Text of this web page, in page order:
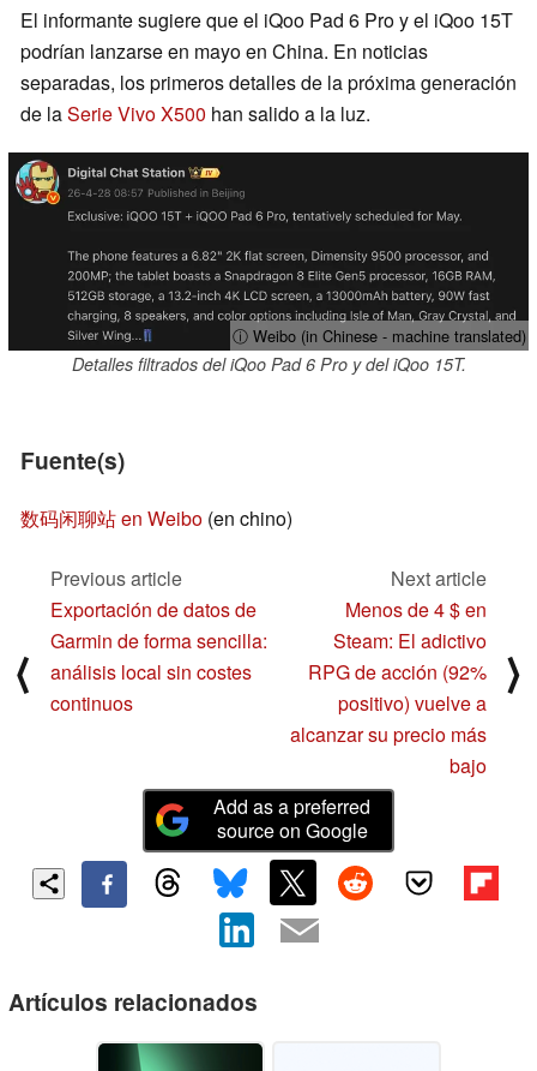
El informante sugiere que el iQoo Pad 6 Pro y el iQoo 15T
podrían lanzarse en mayo en China. En noticias
separadas, los primeros detalles de la próxima generación
de laSerie Vivo X500 han salido a la luz.
ⓘ Weibo (in Chinese - machine translated)
Detalles filtrados del iQoo Pad 6 Pro y del iQoo 15T.
Fuente(s)
数码闲聊站 en Weibo (en chino)
⟨
Previous article
Exportación de datos de
Garmin de forma sencilla:
análisis local sin costes
continuos
Next article
Menos de 4 $ en
Steam: El adictivo
RPG de acción (92%
positivo) vuelve a
alcanzar su precio más
bajo
⟩
Add as a preferred
source on Google
Artículos relacionados